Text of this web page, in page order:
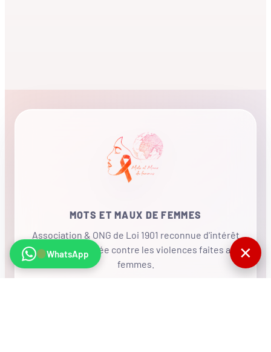
MOTS ET MAUX DE FEMMES
Association & ONG de Loi 1901 reconnue d'intérêt
général, mobilisée contre les violences faites aux
femmes.
WhatsApp ✕